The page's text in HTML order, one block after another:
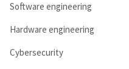
Software engineering
Hardware engineering
Cybersecurity